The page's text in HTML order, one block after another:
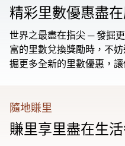
精彩里數優惠盡
世界之最盡在指尖 ─ 發掘
富的里數兌換獎勵時，不
掘更多全新的里數優惠，
隨地賺里
賺里享里盡在生